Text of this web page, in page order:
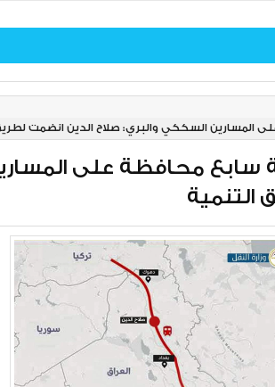
المسارين السككي والبري: صلاح الدين انضمت
سابع محافظة على
التنمية